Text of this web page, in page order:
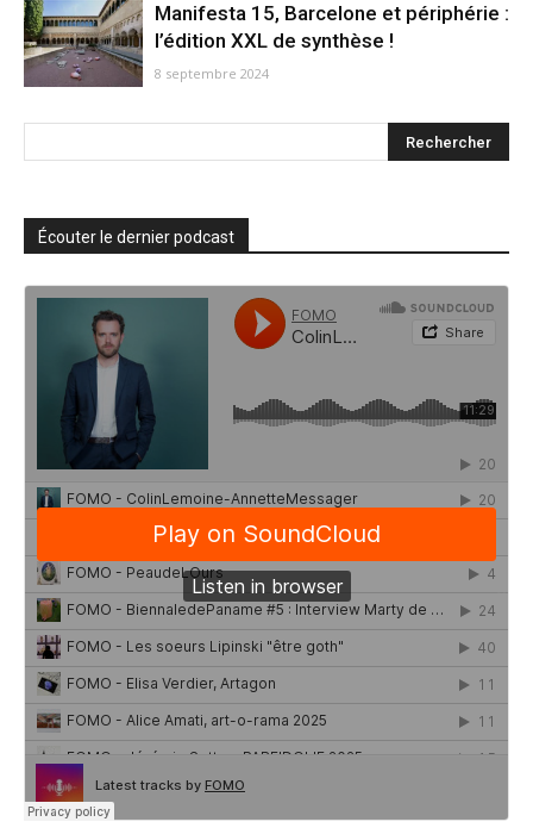
Manifesta 15, Barcelone et périphérie :
l’édition XXL de synthèse !
8 septembre 2024
Écouter le dernier podcast